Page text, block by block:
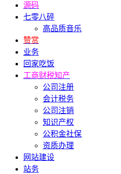
源码
七零八碎
高品质音乐
赞赏
业务
回家吃饭
工商财税知产
公司注册
会计税务
公司注销
知识产权
公积金社保
资质办理
网站建设
站务